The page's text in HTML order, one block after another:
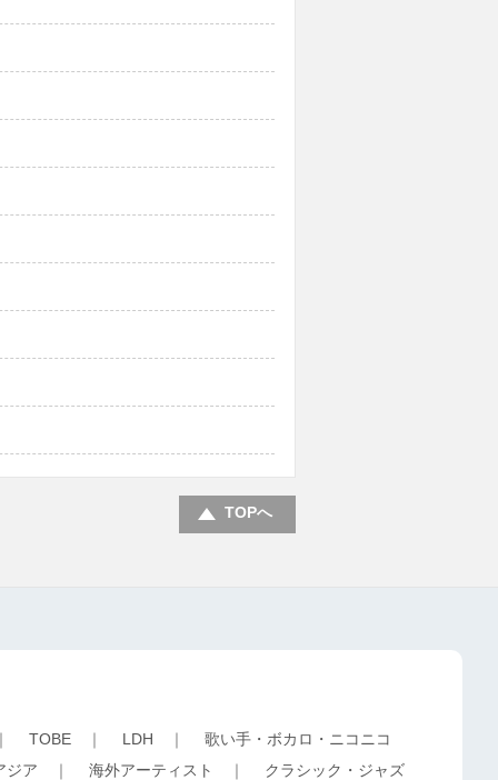
TOPへ
TOBE ｜ LDH ｜ 歌い手・ボカロ・ニコニコ
ジア ｜ 海外アーティスト ｜ クラシック・ジャズ